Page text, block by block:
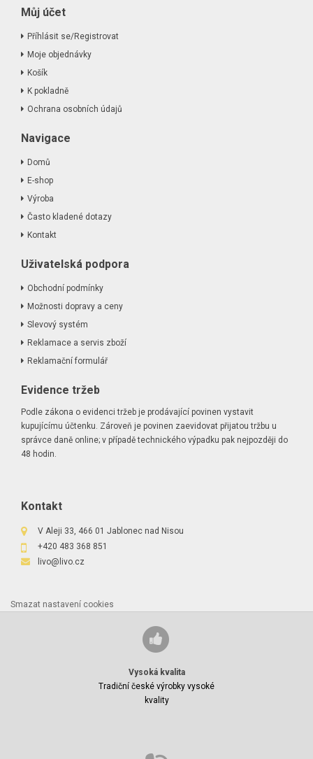
Můj účet
Příhlásit se/Registrovat
Moje objednávky
Košík
K pokladně
Ochrana osobních údajů
Navigace
Domů
E-shop
Výroba
Často kladené dotazy
Kontakt
Uživatelská podpora
Obchodní podmínky
Možnosti dopravy a ceny
Slevový systém
Reklamace a servis zboží
Reklamační formulář
Evidence tržeb
Podle zákona o evidenci tržeb je prodávající povinen vystavit
kupujícímu účtenku. Zároveň je povinen zaevidovat přijatou tržbu u
správce daně online; v případě technického výpadku pak nejpozději do
48 hodin.
Kontakt
V Aleji 33, 466 01 Jablonec nad Nisou
+420 483 368 851
livo@livo.cz
Smazat nastavení cookies
Vysoká kvalita
Tradiční české výrobky vysoké
kvality